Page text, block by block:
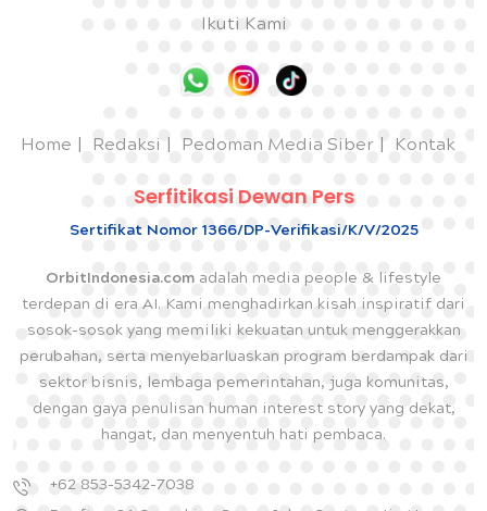
Ikuti Kami
Home Redaksi Pedoman Media Siber Kontak
Serfitikasi Dewan Pers
Sertifikat Nomor 1366/DP-Verifikasi/K/V/2025
OrbitIndonesia.com adalah media people & lifestyle
terdepan di era AI. Kami menghadirkan kisah inspiratif dari
sosok-sosok yang memiliki kekuatan untuk menggerakkan
perubahan, serta menyebarluaskan program berdampak dari
sektor bisnis, lembaga pemerintahan, juga komunitas,
dengan gaya penulisan human interest story yang dekat,
hangat, dan menyentuh hati pembaca.
+62 853-5342-7038